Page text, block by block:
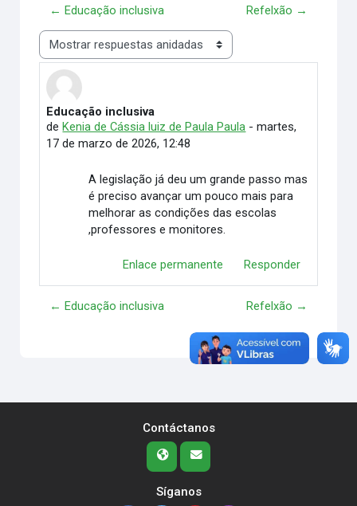
← Educação inclusiva Refelxão →
Mostrar modo
Educação inclusiva
de Kenia de Cássia luiz de Paula Paula -martes,
17 de marzo de 2026, 12:48
Número de respuestas: 0
A legislação já deu um grande passo mas
é preciso avançar um pouco mais para
melhorar as condições das escolas
,professores e monitores.
Enlace permanente Responder
← Educação inclusiva Refelxão →
Contáctanos
Síganos